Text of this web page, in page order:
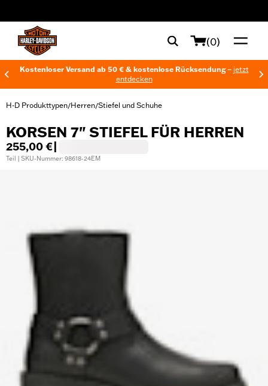
(0)
Kostenloser Versand ab 50 € & kostenlose Rücksendung – jetzt
entdecken
H-D Produkttypen/Herren/Stiefel und Schuhe
KORSEN 7" STIEFEL FÜR HERREN
255,00 €
Teil | SKU-Nummer: 98618-24EM